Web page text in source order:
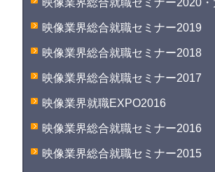
映像業界総合就職セミナー2020・
映像業界総合就職セミナー2019
映像業界総合就職セミナー2018
映像業界総合就職セミナー2017
映像業界就職EXPO2016
映像業界総合就職セミナー2016
映像業界総合就職セミナー2015